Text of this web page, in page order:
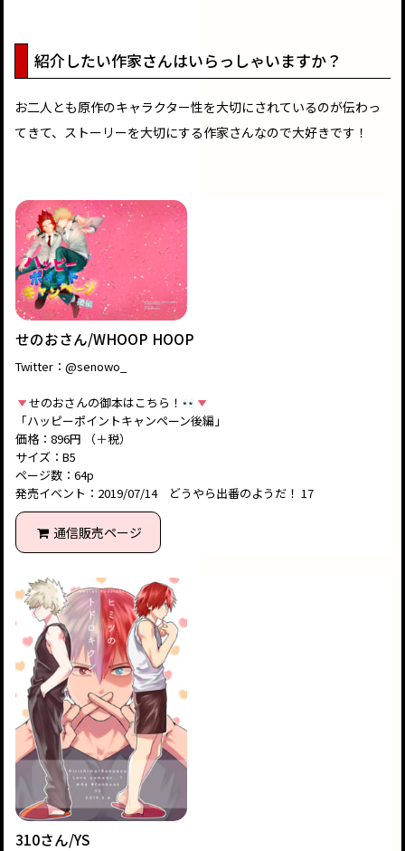
紹介したい作家さんはいらっしゃいますか？
お二人とも原作のキャラクター性を大切にされているのが伝わっ
てきて、ストーリーを大切にする作家さんなので大好きです！
せのおさん/WHOOP HOOP
Twitter：@senowo_
せのおさんの御本はこちら！
「ハッピーポイントキャンペーン後編」
価格：896円 （＋税）
サイズ：B5
ページ数：64p
発売イベント：2019/07/14 どうやら出番のようだ！ 17
通信販売ページ
310さん/YS